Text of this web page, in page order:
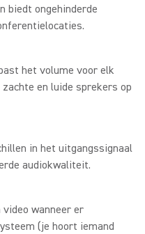
biedt ongehinderde
het volume voor elk
en luide sprekers op
in het uitgangssignaal
audiokwaliteit.
wanneer er
(je hoort iemand